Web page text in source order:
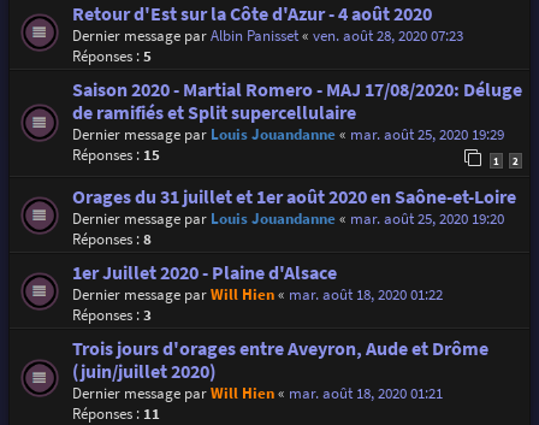
Retour d'Est sur la Côte d'Azur - 4 août 2020
Dernier message parAlbin Panisset« ven. août 28, 2020 07:23
Réponses :5
Saison 2020 - Martial Romero - MAJ 17/08/2020: Déluge
de ramifiés et Split supercellulaire
Dernier message par Louis Jouandanne« mar. août 25, 2020 19:29
Réponses : 15 1 2
Orages du 31 juillet et 1er août 2020 en Saône-et-Loire
Dernier message par Louis Jouandanne« mar. août 25, 2020 19:20
Réponses :8
1er Juillet 2020 - Plaine d'Alsace
Dernier message parWill Hien« mar. août 18, 2020 01:22
Réponses :3
Trois jours d'orages entre Aveyron, Aude et Drôme
(juin/juillet 2020)
Dernier message parWill Hien« mar. août 18, 2020 01:21
Réponses : 11